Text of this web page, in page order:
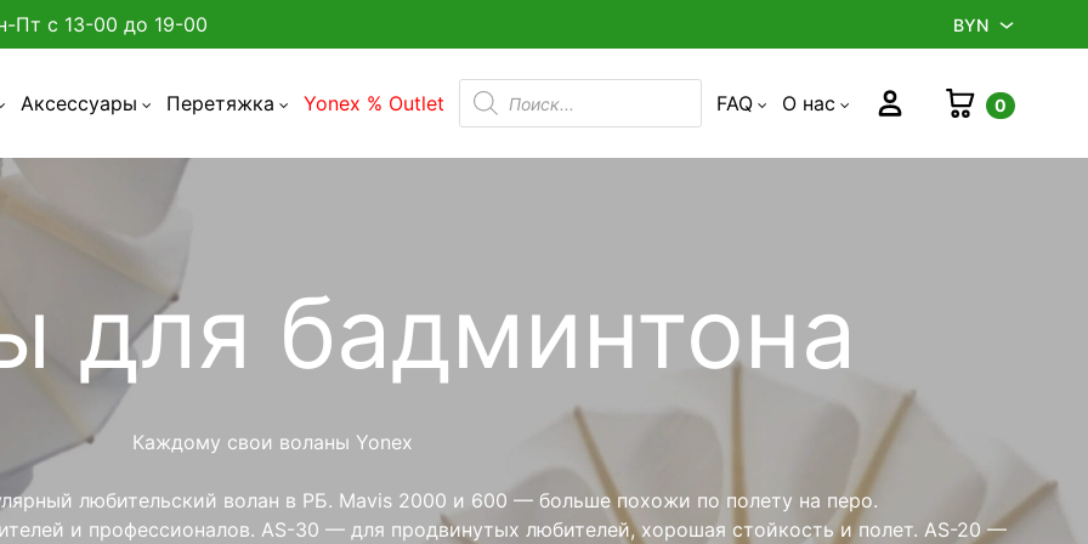
Пт с 13-00 до 19-00 BYN
Аксессуары Перетяжка Yonex % Outlet
Поиск
товаров
FAQ
улице в Минске?
О нас Войти Корзина
0
для бадминтона
Каждому свои воланы Yonex
любительский волан в РБ. Mavis 2000 и 600 — больше похожи по полету на перо.
и профессионалов. AS-30 — для продвинутых любителей, хорошая стойкость и полет. AS-20 —